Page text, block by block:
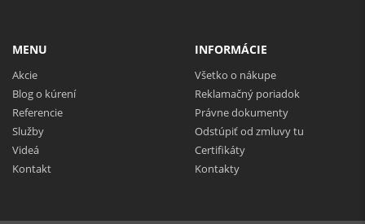
MENU
Akcie
Blog o kúrení
Referencie
Služby
Videá
Kontakt
INFORMÁCIE
Všetko o nákupe
Reklamačný poriadok
Právne dokumenty
Odstúpiť od zmluvy tu
Certifikáty
Kontakty